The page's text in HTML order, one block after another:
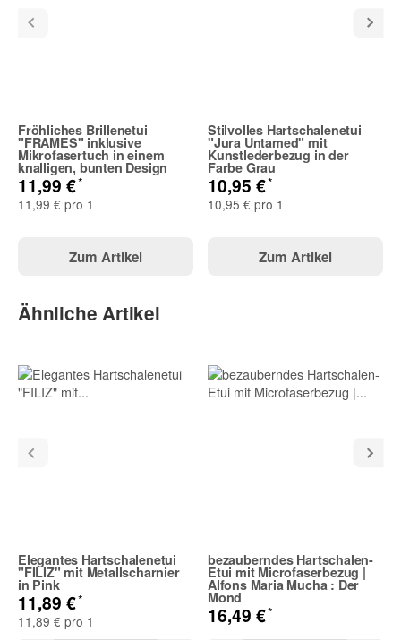
Telefon
Frage abschicken
Fröhliches Brillenetui
"FRAMES" inklusive
Mikrofasertuch in einem
knalligen, bunten Design
11,99 €*
11,99 € pro 1
Zum Artikel
Stilvolles Hartschalenetui
"Jura Untamed" mit
Kunstlederbezug in der
Farbe Grau
10,95 €*
10,95 € pro 1
Zum Artikel
Ähnliche Artikel
Elegantes Hartschalenetui
"FILIZ" mit Metallscharnier
in Pink
11,89 €*
11,89 € pro 1
bezauberndes Hartschalen-
Etui mit Microfaserbezug |
Alfons Maria Mucha : Der
Mond
16,49 €*